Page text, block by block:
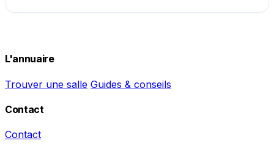
L'annuaire
Trouver une salle Guides & conseils
Contact
Contact